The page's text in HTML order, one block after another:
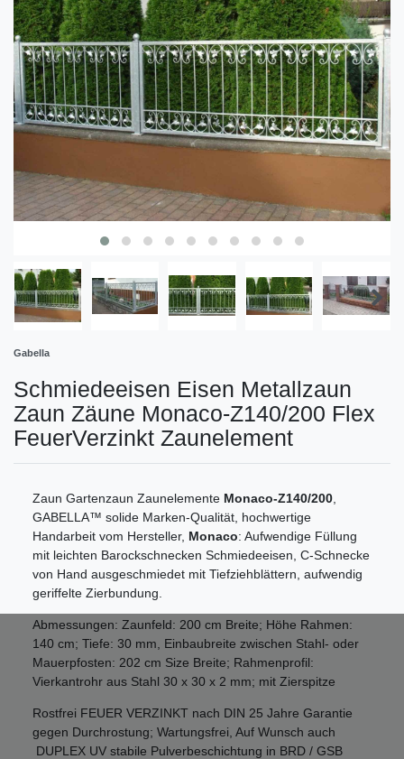
Gabella
Schmiedeeisen Eisen Metallzaun
Zaun Zäune Monaco-Z140/200 Flex
FeuerVerzinkt Zaunelement
Zaun Gartenzaun Zaunelemente Monaco-Z140/200
GABELLA™ solide Marken-Qualität, hochwertige
Handarbeit vom Hersteller, Monaco: Aufwendige Füllung
mit leichten Barockschnecken Schmiedeeisen, C-Schnecke
von Hand ausgeschmiedet mit Tiefziehblättern, aufwendig
geriffelte Zierbundung.
Abmessungen: Zaunfeld: 200 cm Breite; Höhe Rahmen:
140 cm; Tiefe: 30 mm, Einbaubreite zwischen Stahl- oder
Mauerpfosten: 202 cm Size Breite; Rahmenprofil:
Vierkantrohr aus Stahl 30 x 30 x 2 mm; mit Zierspitze
Rostfrei FEUER VERZINKT nach DIN 25 Jahre Garantie
gegen Durchrostung; Wartungsfrei, Auf Wunsch auch
DUPLEX UV stabile Pulverbeschichtung in BRD / GSB